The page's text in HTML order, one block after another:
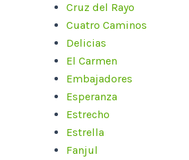
Cruz del Rayo
Cuatro Caminos
Delicias
El Carmen
Embajadores
Esperanza
Estrecho
Estrella
Fanjul